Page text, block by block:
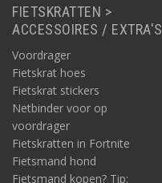
FIETSKRATTEN >
ACCESSOIRES / EXTRA'S
Voordrager
Fietskrat hoes
Fietskrat stickers
Netbinder voor op
voordrager
Fietskratten in Fortnite
Fietsmand hond
Fietsmand kopen? Tip: